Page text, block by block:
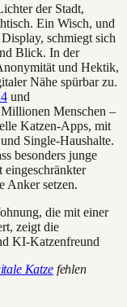
der Stadt,
Ein Wisch, und
schmiegt sich
Blick. In der
und Hektik,
Nähe spürbar zu.
und
Menschen –
Katzen-Apps, mit
Single-Haushalte.
besonders junge
eingeschränkter
Anker setzen.
Katzefehlen